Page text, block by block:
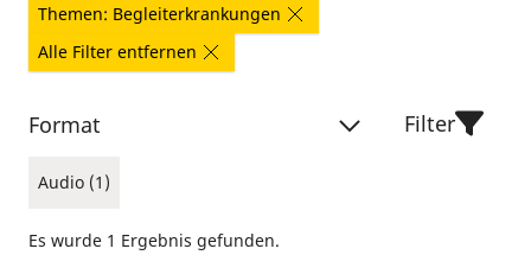
Themen: Begleiterkrankungen
Alle Filter entfernen
Format
Audio (1)
Filter
Es wurde 1 Ergebnis gefunden.